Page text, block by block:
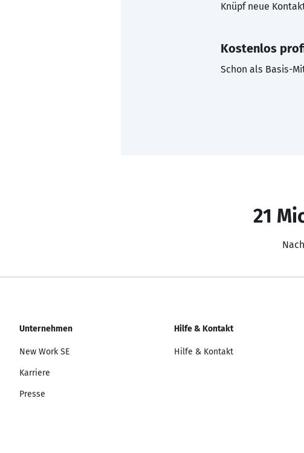
Knüpf neue
Kostenlos
Schon als Basis-
21
Unternehmen
New Work SE
Karriere
Presse
Hilfe & Kontakt
Hilfe & Kontakt